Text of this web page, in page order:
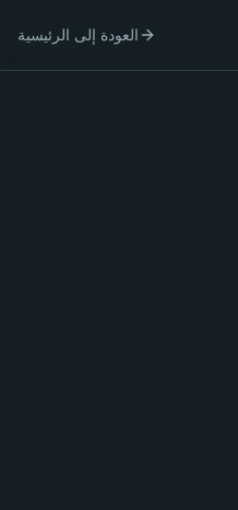
العودة إلى الرئيسية